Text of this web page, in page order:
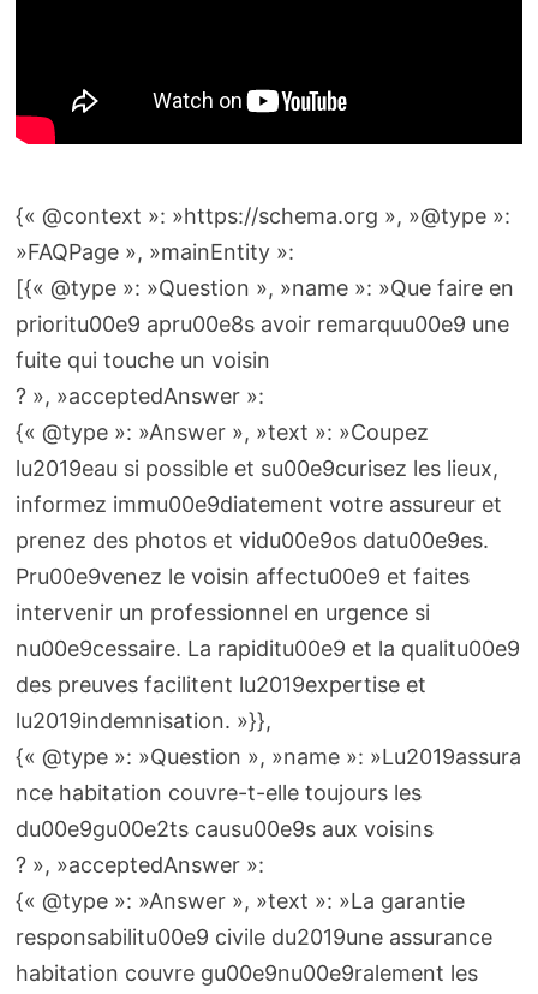
{« @context »: »https://schema.org », »@type »:
»FAQPage », »mainEntity »:
[{« @type »: »Question », »name »: »Que faire en
prioritu00e9 apru00e8s avoir remarquu00e9 une
fuite qui touche un voisin
? », »acceptedAnswer »:
{« @type »: »Answer », »text »: »Coupez
lu2019eau si possible et su00e9curisez les lieux,
informez immu00e9diatement votre assureur et
prenez des photos et vidu00e9os datu00e9es.
Pru00e9venez le voisin affectu00e9 et faites
intervenir un professionnel en urgence si
nu00e9cessaire. La rapiditu00e9 et la qualitu00e9
des preuves facilitent lu2019expertise et
lu2019indemnisation. »}},
{« @type »: »Question », »name »: »Lu2019assura
nce habitation couvre-t-elle toujours les
du00e9gu00e2ts causu00e9s aux voisins
? », »acceptedAnswer »:
{« @type »: »Answer », »text »: »La garantie
responsabilitu00e9 civile du2019une assurance
habitation couvre gu00e9nu00e9ralement les